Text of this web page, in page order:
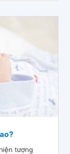
tượng